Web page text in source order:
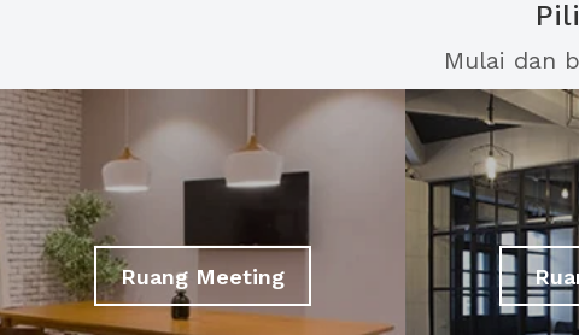
Mulai dan
Ruang Meeting